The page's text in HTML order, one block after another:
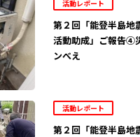
活動レポート
第２回「能登半島地
活動助成」ご報告④
ンべえ
活動レポート
第２回「能登半島地